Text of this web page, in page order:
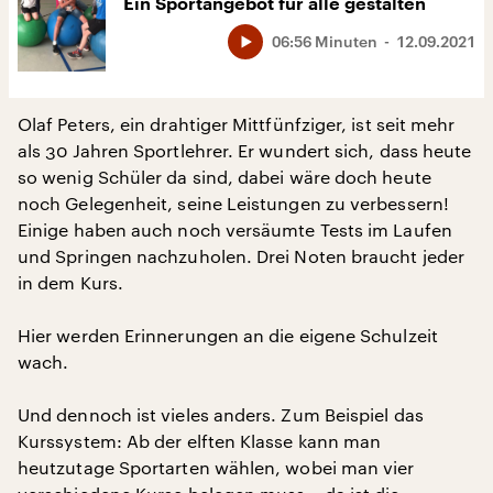
Ein Sportangebot für alle gestalten
12.09.2021
06:56 Minuten
Olaf Peters, ein drahtiger Mittfünfziger, ist seit mehr
als 30 Jahren Sportlehrer. Er wundert sich, dass heute
so wenig Schüler da sind, dabei wäre doch heute
noch Gelegenheit, seine Leistungen zu verbessern!
Einige haben auch noch versäumte Tests im Laufen
und Springen nachzuholen. Drei Noten braucht jeder
in dem Kurs.
Hier werden Erinnerungen an die eigene Schulzeit
wach.
Und dennoch ist vieles anders. Zum Beispiel das
Kurssystem: Ab der elften Klasse kann man
heutzutage Sportarten wählen, wobei man vier